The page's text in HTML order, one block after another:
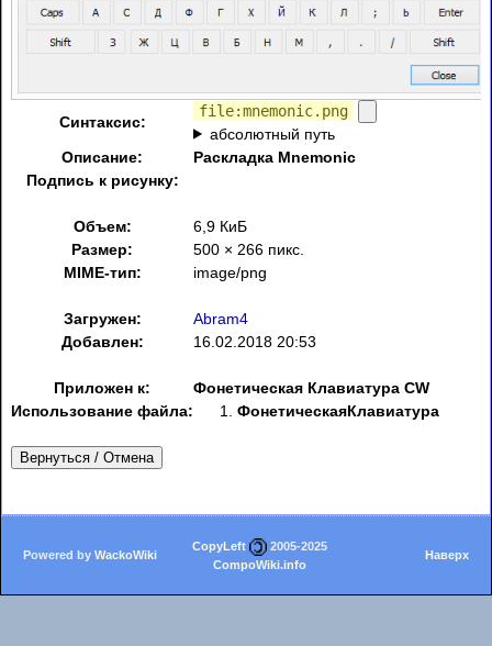
Синтаксис:
file:mnemonic.png
абсолютный путь
Описание:
Раскладка Mnemonic
Подпись к рисунку:
Объем:
6,9 КиБ
Размер:
500 × 266 пикс.
MIME-тип:
image/png
Загружен:
Abram4
Добавлен:
16.02.2018 20:53
Приложен к:
Фонетическая Клавиатура CW
Использование файла:
ФонетическаяКлавиатура
Вернуться / Отмена
Powered by WackoWiki
CopyLeft
2005-2025
CompoWiki.info
Наверх